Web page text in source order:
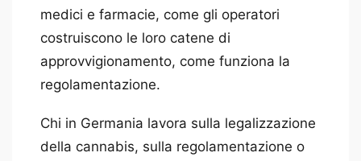
medici e farmacie, come gli operatori
costruiscono le loro catene di
approvvigionamento, come funziona la
regolamentazione.
Chi in Germania lavora sulla legalizzazione
della cannabis, sulla regolamentazione o